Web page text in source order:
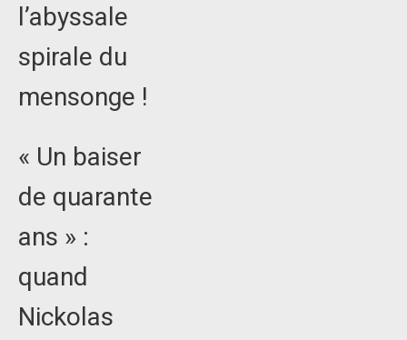
l’abyssale
spirale du
mensonge !
« Un baiser
de quarante
ans » :
quand
Nickolas